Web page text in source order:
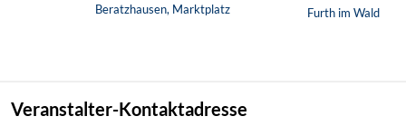
Beratzhausen, Marktplatz
Furth im Wald,
Veranstalter-Kontaktadresse